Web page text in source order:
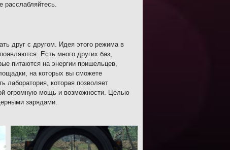
расслабляйтесь.
друг с другом. Идея этого режима в
Есть много других баз,
питаются на энергии пришельцев,
на которых вы сможете
лаборатория, которая позволяет
огромную мощь и возможности. Целью
зарядами.